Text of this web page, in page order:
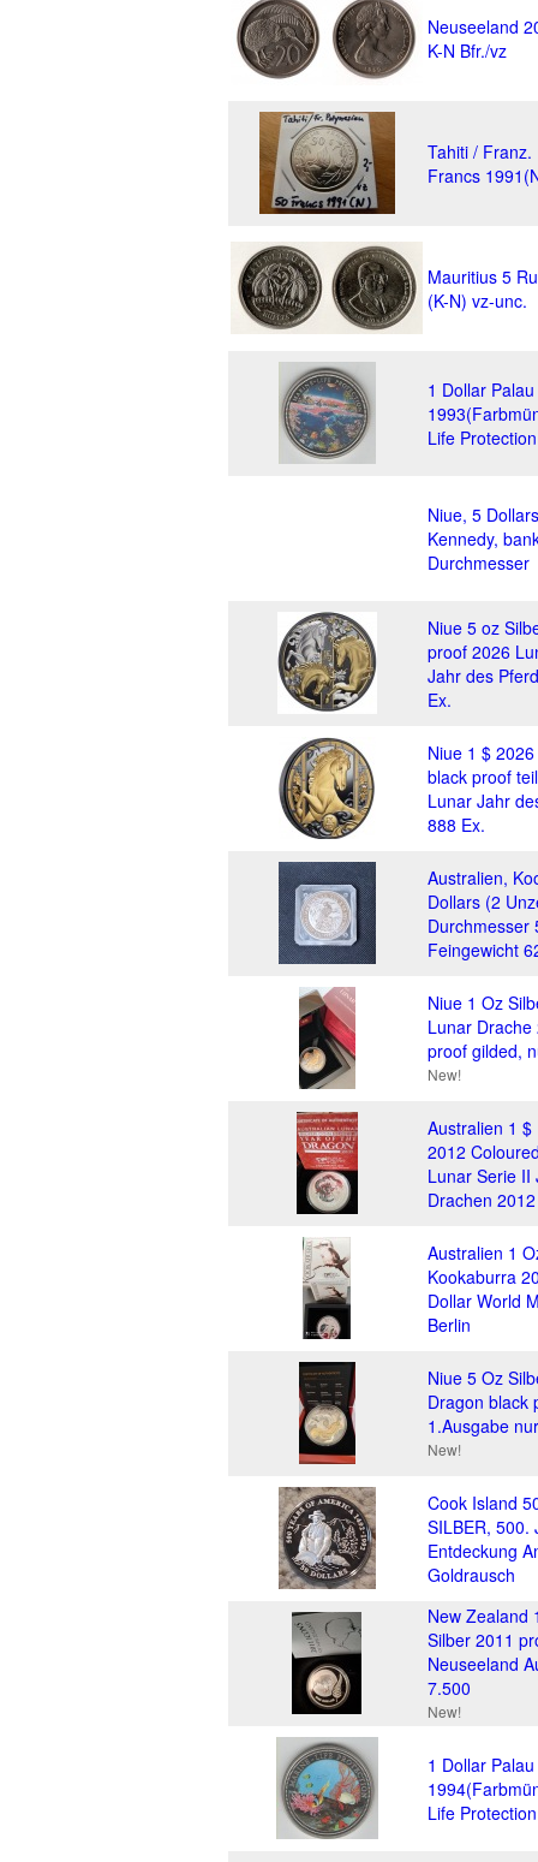
Neuseeland
K-N Bfr./vz
Tahiti /
Francs
Mauritius 5
(K-N) vz-unc.
1 Dollar Palau
Life
Niue, 5
Kennedy,
Durchmesser
Niue 5 oz
proof 2026
Jahr des
Ex.
Niue 1 $
black proof
Lunar Jahr
888 Ex.
Australien,
Dollars (2
Durchmesser
Feingewicht
Niue 1 Oz
Lunar
proof gilded,
New!
Australien 1 $
2012
Lunar Serie II
Drachen 2012
Australien 1
Kookaburra
Dollar World
Berlin
Niue 5 Oz
Dragon black
1.Ausgabe
New!
Cook Island
SILBER, 500.
Entdeckung
Goldrausch
New Zealand
Silber 2011
Neuseeland
7.500
New!
1 Dollar Palau
Life